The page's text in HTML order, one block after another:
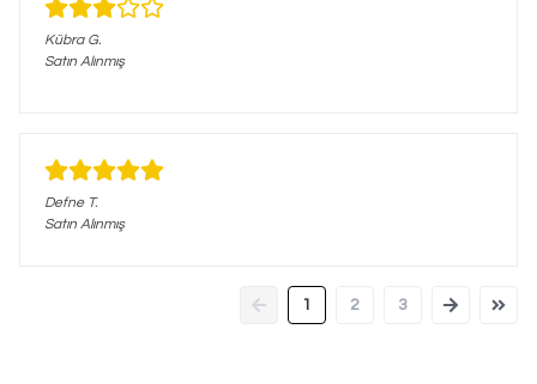
Kübra G.
Satın Alınmış
Defne T.
Satın Alınmış
1 2 3